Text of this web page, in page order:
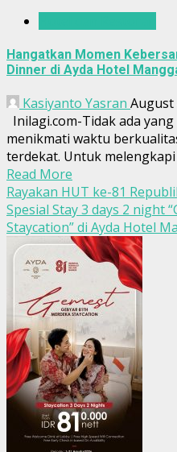
Hangatkan Momen
Dinner di Ayda Hotel
Kasiyanto Yasran August
Inilagi.com-Tidak ada
menikmati waktu
terdekat. Untuk
Read More
Rayakan HUT ke-81
Spesial Stay 3 days 2 night
Staycation” di Ayda Hotel